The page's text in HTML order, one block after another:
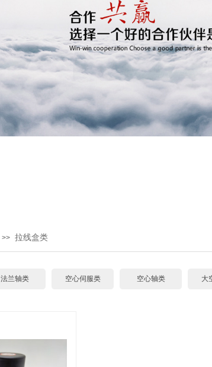
>> 拉线盒类
法兰轴类 空心伺服类 空心轴类 大